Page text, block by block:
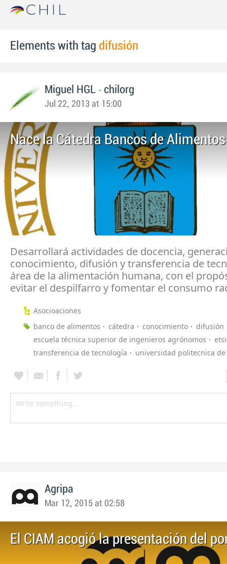
Elements with tag difusión
Miguel HGL - chilorg
Jul 22, 2013 at 15:00
Nace la Cátedra Bancos de
Desarrollará actividades de docencia,
conocimiento, difusión y transferencia de
área de la alimentación humana, con el
evitar el despilfarro y fomentar el consumo
Asocioaciones
banco de alimentos
cátedra conocimiento
difusión
escuela técnica superior de ingenieros agrónomos
transferencia de tecnología
universidad politecnica
Agripa
Mar 12, 2015 at 02:58
El CIAM acogió la presentación del